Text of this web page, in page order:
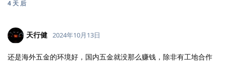
4 天 后
天行健 2024年10月13日
还是海外五金的环境好，国内五金就没那么赚钱，除非有工地合作